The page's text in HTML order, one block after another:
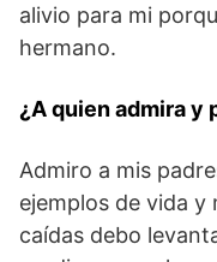
alivio para mi
hermano.
¿A quien admira y
Admiro a mis
ejemplos de vida y
caídas debo